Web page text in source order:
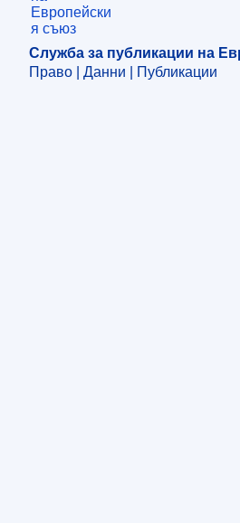
Служба за публикации на
Право | Данни | Публикации